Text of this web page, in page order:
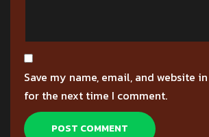
Save my name, email, and website
for the next time I comment.